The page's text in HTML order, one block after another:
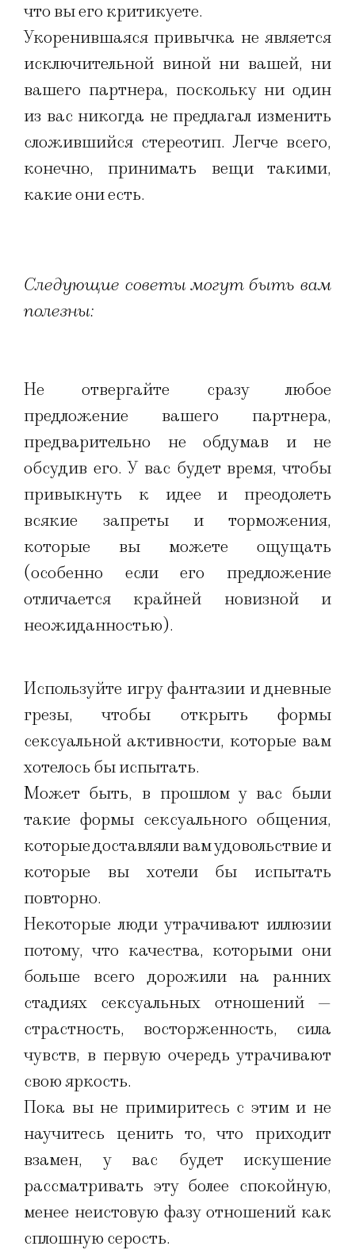
что вы его критикуете.
Укоренившаяся привычка не является
исключительной виной ни вашей, ни
вашего партнера, поскольку ни один
из вас никогда не предлагал изменить
сложившийся стереотип. Легче всего,
конечно, принимать вещи такими,
какие они есть.
Следующие советы могут быть вам
полезны:
Не отвергайте сразу любое
предложение вашего партнера,
предварительно не обдумав и не
обсудив его. У вас будет время, чтобы
привыкнуть к идее и преодолеть
всякие запреты и торможения,
которые вы можете ощущать
(особенно если его предложение
отличается крайней новизной и
неожиданностью).
Используйте игру фантазии и дневные
грезы, чтобы открыть формы
сексуальной активности, которые вам
хотелось бы испытать.
Может быть, в прошлом у вас были
такие формы сексуального общения,
которые доставляли вам удовольствие и
которые вы хотели бы испытать
повторно.
Некоторые люди утрачивают иллюзии
потому, что качества, которыми они
больше всего дорожили на ранних
стадиях сексуальных отношений —
страстность, восторженность, сила
чувств, в первую очередь утрачивают
свою яркость.
Пока вы не примиритесь с этим и не
научитесь ценить то, что приходит
взамен, у вас будет искушение
рассматривать эту более спокойную,
менее неистовую фазу отношений как
сплошную серость.